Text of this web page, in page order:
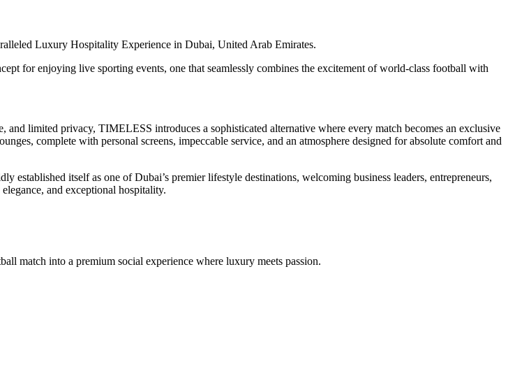
Luxury Hospitality Experience in Dubai, United Arab Emirates.
for enjoying live sporting events, one that seamlessly combines the excitement of world-class football with
and limited privacy, TIMELESS introduces a sophisticated alternative where every match becomes an exclusive
complete with personal screens, impeccable service, and an atmosphere designed for absolute comfort and
itself as one of Dubai’s premier lifestyle destinations, welcoming business leaders, entrepreneurs,
and exceptional hospitality.
match into a premium social experience where luxury meets passion.